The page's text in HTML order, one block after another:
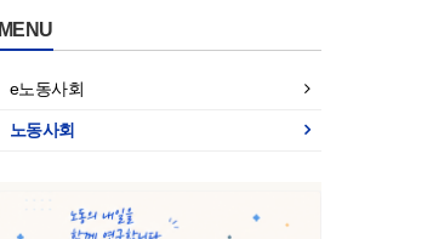
MENU
e노동사회
노동사회